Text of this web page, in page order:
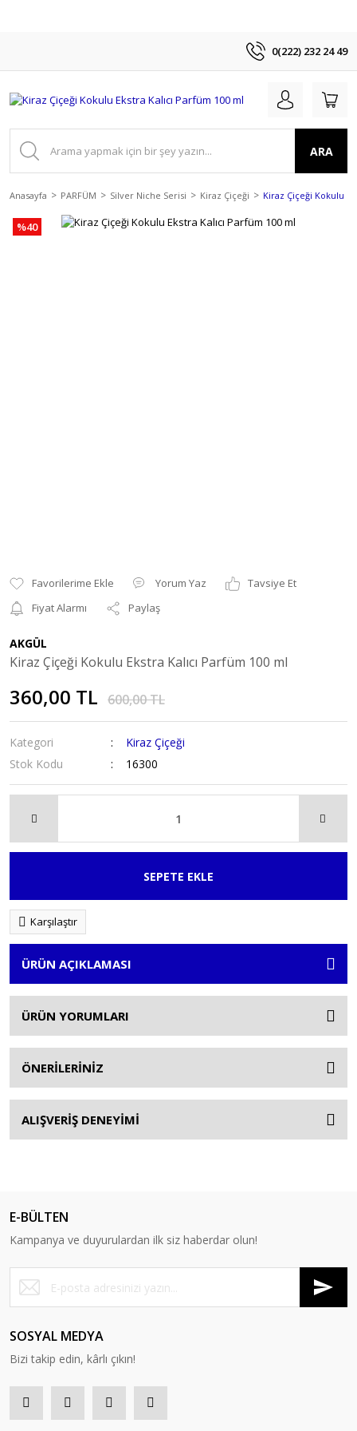
0(222) 232 24 49
ARA
Anasayfa PARFÜM Silver Niche Serisi Kiraz Çiçeği Kiraz Çiçeği Kokulu
%40
Yorum Yaz
Tavsiye Et
Fiyat Alarmı
Paylaş
AKGÜL
Kiraz Çiçeği Kokulu Ekstra Kalıcı Parfüm 100 ml
360,00 TL 600,00 TL
Kategori
Kiraz Çiçeği
Stok Kodu
16300
SEPETE EKLE
Karşılaştır
ÜRÜN AÇIKLAMASI
ÜRÜN YORUMLARI
ÖNERİLERİNİZ
ALIŞVERİŞ DENEYİMİ
E-BÜLTEN
Kampanya ve duyurulardan ilk siz haberdar olun!
SOSYAL MEDYA
Bizi takip edin, kârlı çıkın!